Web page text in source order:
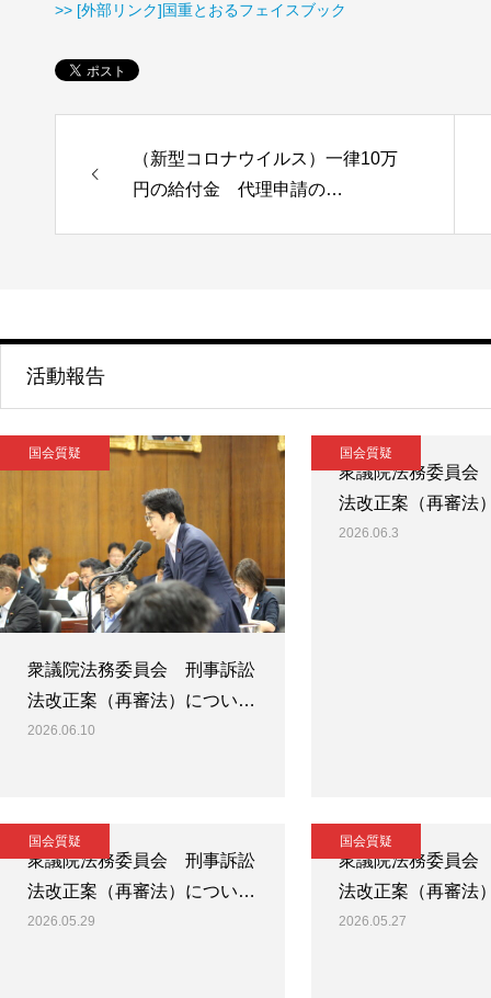
>> [外部リンク]国重とおるフェイスブック
（新型コロナウイルス）一律10万
円の給付金 代理申請の…
活動報告
国会質疑
衆議院法務委員会 刑事訴訟
法改正案（再審法）につい…
2026.06.10
国会質疑
衆議院法務委員
法改正案（再審法
2026.06.3
国会質疑
衆議院法務委員会 刑事訴訟
法改正案（再審法）につい…
2026.05.29
国会質疑
衆議院法務委員
法改正案（再審法
2026.05.27